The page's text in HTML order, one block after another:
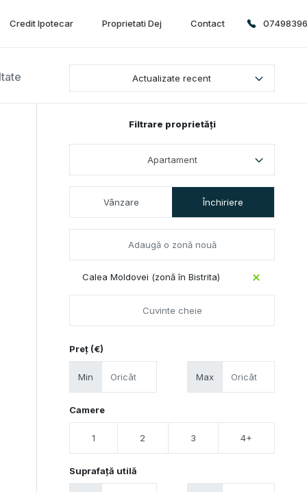
Credit Ipotecar Proprietati Dej Contact
Actualizate recent
Filtrare proprietăți
Apartament
Vânzare Închiriere
Calea Moldovei (zonă în Bistrita)
Preț (€)
Min Max
Camere
1 2 3 4+
Suprafață utilă